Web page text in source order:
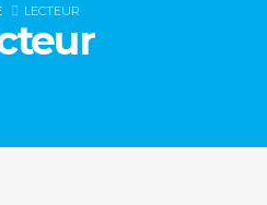
LECTEUR